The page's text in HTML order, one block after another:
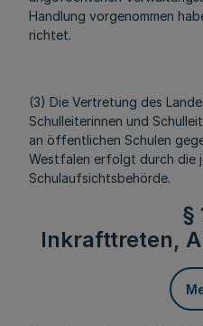
Handlung vorgenommen
richtet.
(3) Die Vertretung des
Schulleiterinnen und
an öffentlichen Schulen
Westfalen erfolgt durch die
Schulaufsichtsbehörde.
§
Inkrafttreten,